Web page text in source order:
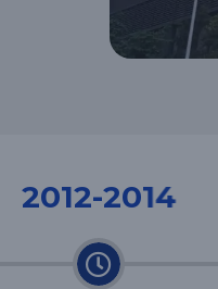
2015 – 2017